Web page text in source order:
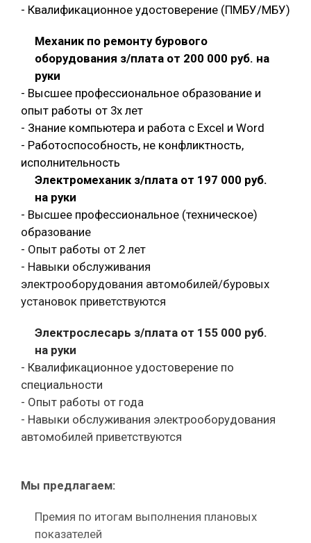
- Квалификационное удостоверение (ПМБУ/МБУ)
Механик по ремонту бурового
оборудования з/плата от 200 000 руб. на
руки
- Высшее профессиональное образование и
опыт работы от 3х лет
- Знание компьютера и работа с Exсel и Word
- Работоспособность, не конфликтность,
исполнительность
Электромеханик з/плата от 197 000 руб.
на руки
- Высшее профессиональное (техническое)
образование
- Опыт работы от 2 лет
- Навыки обслуживания
электрооборудования автомобилей/буровых
установок приветствуются
Электрослесарь з/плата от 155 000 руб.
на руки
- Квалификационное удостоверение по
специальности
- Опыт работы от года
- Навыки обслуживания электрооборудования
автомобилей приветствуются
Мы предлагаем:
Премия по итогам выполнения плановых
показателей